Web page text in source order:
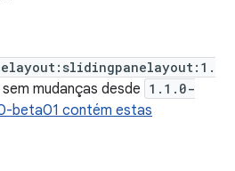
mudanças desde 1.1.0-
beta01 contém estas